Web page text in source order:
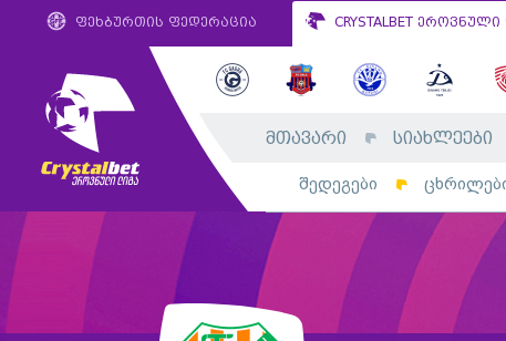
ფეხბურთის ფედერაცია CRYSTALBET
მთავარი სიახლეები
შედეგები